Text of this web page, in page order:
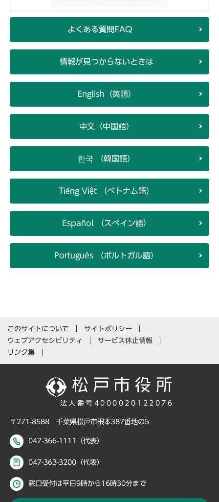
よくある質問FAQ
情報が見つからないときは
English（英語）
中文（中国語）
한국 （韓国語）
Tiếng Việt （ベトナム語）
Español （スペイン語）
Português （ポルトガル語）
このサイトについて
サイトポリシー
ウェブアクセシビリティ
サービス休止情報
リンク集
法人番号4000020122076
〒271-8588 千葉県松戸市根本387番地の5
047-366-1111（代表）
047-363-3200（代表）
窓口受付は平日9時から16時30分まで